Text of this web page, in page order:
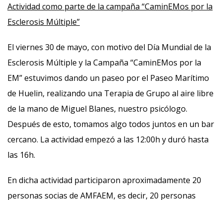
Actividad como parte de la campaña “CaminEMos por la
Esclerosis Múltiple”
El viernes 30 de mayo, con motivo del Día Mundial de la
Esclerosis Múltiple y la Campaña “CaminEMos por la
EM” estuvimos dando un paseo por el Paseo Marítimo
de Huelin, realizando una Terapia de Grupo al aire libre
de la mano de Miguel Blanes, nuestro psicólogo.
Después de esto, tomamos algo todos juntos en un bar
cercano. La actividad empezó a las 12:00h y duró hasta
las 16h.
En dicha actividad participaron aproximadamente 20
personas socias de AMFAEM, es decir, 20 personas